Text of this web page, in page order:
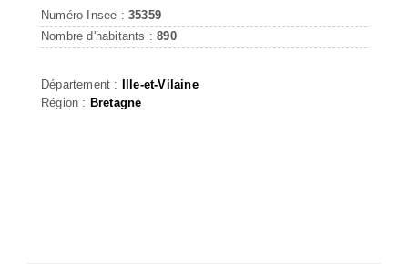
Numéro Insee : 35359
Nombre d'habitants :890
Département : Ille-et-Vilaine
Région : Bretagne